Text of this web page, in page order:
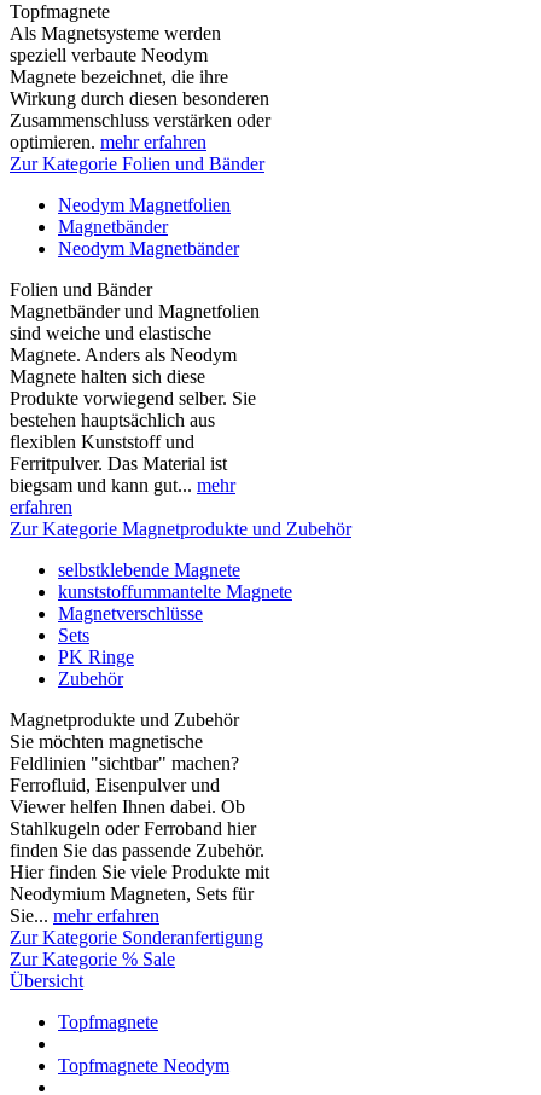
Topfmagnete
Als Magnetsysteme werden
speziell verbaute Neodym
Magnete bezeichnet, die ihre
Wirkung durch diesen besonderen
Zusammenschluss verstärken oder
optimieren. mehr erfahren
Zur Kategorie Folien und Bänder
Neodym Magnetfolien
Magnetbänder
Neodym Magnetbänder
Folien und Bänder
Magnetbänder und Magnetfolien
sind weiche und elastische
Magnete. Anders als Neodym
Magnete halten sich diese
Produkte vorwiegend selber. Sie
bestehen hauptsächlich aus
flexiblen Kunststoff und
Ferritpulver. Das Material ist
biegsam und kann gut... mehr
erfahren
Zur Kategorie Magnetprodukte und Zubehör
selbstklebende Magnete
kunststoffummantelte Magnete
Magnetverschlüsse
Sets
PK Ringe
Zubehör
Magnetprodukte und Zubehör
Sie möchten magnetische
Feldlinien "sichtbar" machen?
Ferrofluid, Eisenpulver und
Viewer helfen Ihnen dabei. Ob
Stahlkugeln oder Ferroband hier
finden Sie das passende Zubehör.
Hier finden Sie viele Produkte mit
Neodymium Magneten, Sets für
Sie... mehr erfahren
Zur Kategorie Sonderanfertigung
Zur Kategorie % Sale
Übersicht
Topfmagnete
Topfmagnete Neodym